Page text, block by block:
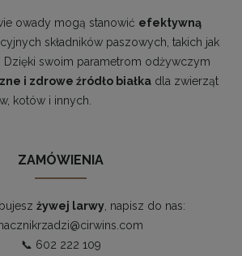
owady mogą stanowić efektywną
składników paszowych, takich jak
swoim parametrom odżywczym
i zdrowe źródło białka dla zwierząt
kotów i innych.
ZAMÓWIENIA
żywej larwy, napisz do nas:
📞 602 222 109